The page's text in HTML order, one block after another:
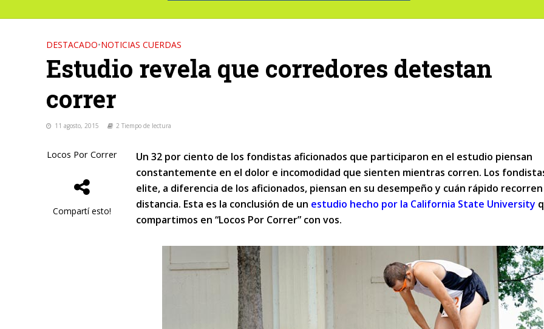
DESTACADO•NOTICIAS CUERDAS
Estudio revela que corredores detestan
correr
11 agosto, 2015 2 Tiempo de lectura
Locos Por Correr
Compartí esto!
Un 32 por ciento de los fondistas aficionados que participaron en el estudio piensan
constantemente en el dolor e incomodidad que sienten mientras corren. Los
elite, a diferencia de los aficionados, piensan en su desempeño y cuán rápido recorren
distancia. Esta es la conclusión de un estudio hecho por la California State University
compartimos en “Locos Por Correr” con vos.